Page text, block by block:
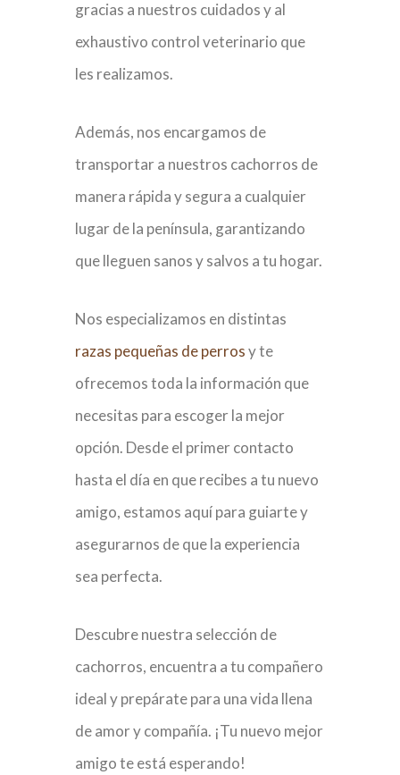
gracias a nuestros cuidados y al
exhaustivo control veterinario que
les realizamos.
Además, nos encargamos de
transportar a nuestros cachorros de
manera rápida y segura a cualquier
lugar de la península, garantizando
que lleguen sanos y salvos a tu hogar.
Nos especializamos en distintas
razas pequeñas de perrosy te
ofrecemos toda la información que
necesitas para escoger la mejor
opción. Desde el primer contacto
hasta el día en que recibes a tu nuevo
amigo, estamos aquí para guiarte y
asegurarnos de que la experiencia
sea perfecta.
Descubre nuestra selección de
cachorros, encuentra a tu compañero
ideal y prepárate para una vida llena
de amor y compañía. ¡Tu nuevo mejor
amigo te está esperando!